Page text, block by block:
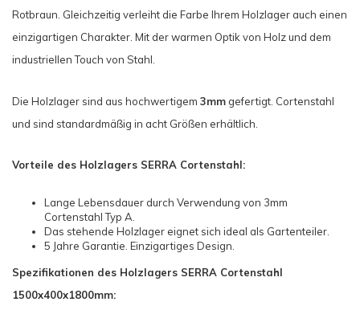
Rotbraun. Gleichzeitig verleiht die Farbe Ihrem Holzlager auch einen
einzigartigen Charakter. Mit der warmen Optik von Holz und dem
industriellen Touch von Stahl.
Die Holzlager sind aus hochwertigem 3mm gefertigt. Cortenstahl
und sind standardmäßig in acht Größen erhältlich.
Vorteile des Holzlagers SERRA Cortenstahl:
Lange Lebensdauer durch Verwendung von 3mm
Cortenstahl Typ A.
Das stehende Holzlager eignet sich ideal als Gartenteiler.
5 Jahre Garantie. Einzigartiges Design.
Spezifikationen des Holzlagers SERRA Cortenstahl
1500x400x1800mm: